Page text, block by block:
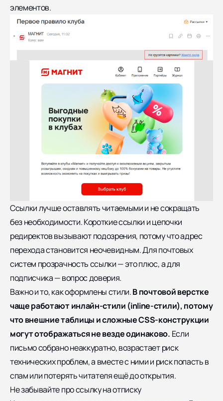
элементов.
Ссылки лучше оставлять читаемыми и не сокращать
без необходимости. Короткие ссылки и цепочки
редиректов вызывают подозрения, потому что адрес
перехода становится неочевидным. Для почтовых
систем прозрачность ссылки — это плюс, а для
подписчика — вопрос доверия.
Важно и то, как оформлены стили.В почтовой верстке
чаще работают инлайн-стили (inline-стили), потому
что внешние таблицы и сложные CSS-конструкции
могут отображаться не везде одинаково. Если
письмо собрано неаккуратно, возрастает риск
технических проблем, а вместе с ними и риск попасть в
спам или потерять читателя ещё до открытия.
Не забывайте про ссылку на отписку